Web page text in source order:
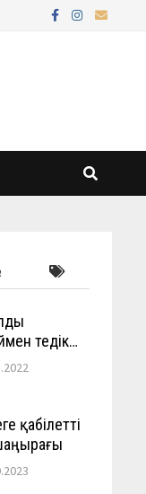
өтедік…
қабілетті